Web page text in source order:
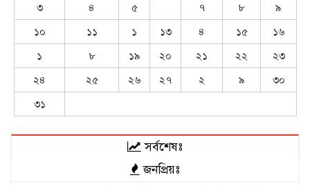
৩
৪ ৫ ৭ ৮
৯
১০
১১ ১ ১৩ ৪ ১৫
১৬
১
৮ ১৯ ২০ ২১ ২২
২৩
২৪
২৫ ২৬ ২৭ ২ ৯
৩০
৩১
সর্বশেষঃ
জনপ্রিয়ঃ